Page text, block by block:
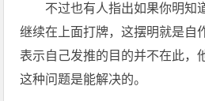
不过也有人指出如果你明知
继续在上面打牌，这摆明就是自
表示自己发推的目的并不在此，
这种问题是能解决的。